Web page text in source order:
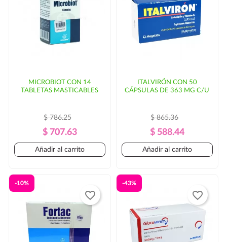
parte del cliente.
MICROBIOT CON 14
TABLETAS MASTICABLES
Precio
Regular
$ 786.25
Precio
$ 707.63
Añadir al carrito
ITALVIRÓN CON 50
CÁPSULAS DE 363 MG C/U
Precio
Regular
$ 865.36
Precio
$ 588.44
Añadir al carrito
-10%
favorite_border
-43%
favorite_border